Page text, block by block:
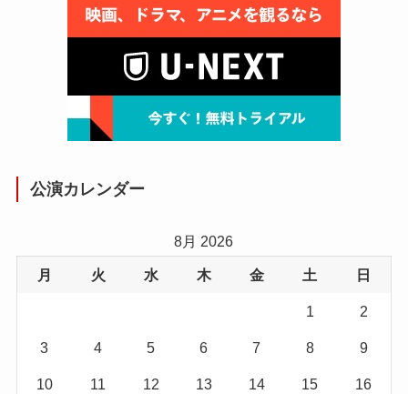
公演カレンダー
8月 2026
月 火 水 木 金 土 日
1 2
3 4 5 6 7 8 9
10 11 12 13 14 15 16